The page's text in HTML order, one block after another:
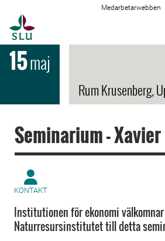
Medarbetarwebben
15maj
Rum Krusenberg,
Seminarium -
KONTAKT
Institutionen för ekonomi
Naturresursinstitutet till detta